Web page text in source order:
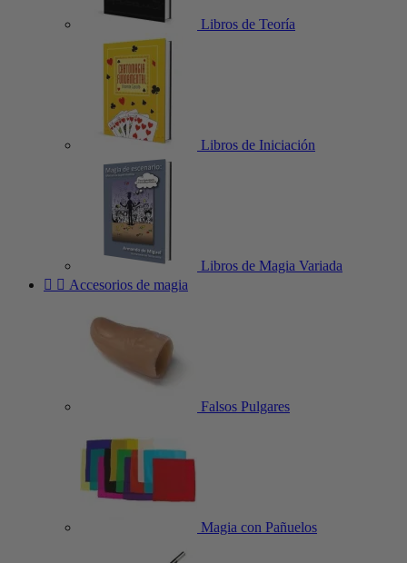
Libros de Teoría
Libros de Iniciación
Libros de Magia Variada
  Accesorios de magia
Falsos Pulgares
Magia con Pañuelos